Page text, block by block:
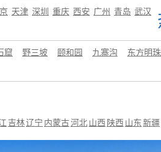
天津 深圳 重庆 西安 广州 青岛 武汉
窟 野三坡 颐和园 九寨沟 东方明珠
吉林辽宁 内蒙古河北 山西 陕西 山东 新疆